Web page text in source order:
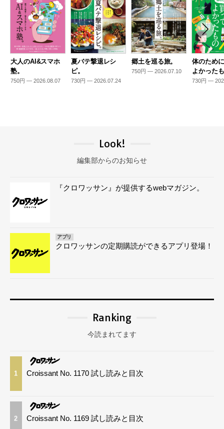
大人のAI&スマホ
塾。
750円 — 2026.08.07
夏バテ撃退レシ
ピ。
730円 — 2026.07.24
郷土を巡る旅。
750円 — 2026.07.10
体のため
よかった
730円 —
Look!
編集部からのお知らせ
『クロワッサン』が提供するwebマガジン。
アプリ
クロワッサンの定期購読ができるアプリ登場！
Ranking
今読まれてます
1 Croissant No. 1170 試し読みと目次
2 Croissant No. 1169 試し読みと目次